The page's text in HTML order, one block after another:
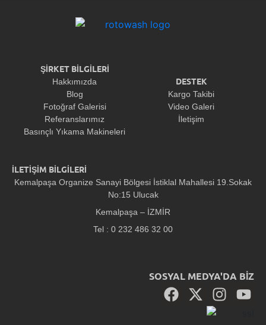
ŞİRKET BİLGİLERİ
Hakkımızda
Blog
Fotoğraf Galerisi
Referanslarımız
Basınçlı Yıkama Makineleri
DESTEK
Kargo Takibi
Video Galeri
İletişim
İLETİŞİM BİLGİLERİ
Kemalpaşa Organize Sanayi Bölgesi İstiklal Mahallesi 19.Sokak
No:15 Ulucak
Kemalpaşa – İZMİR
Tel : 0 232 486 32 00
SOSYAL MEDYA'DA BİZ